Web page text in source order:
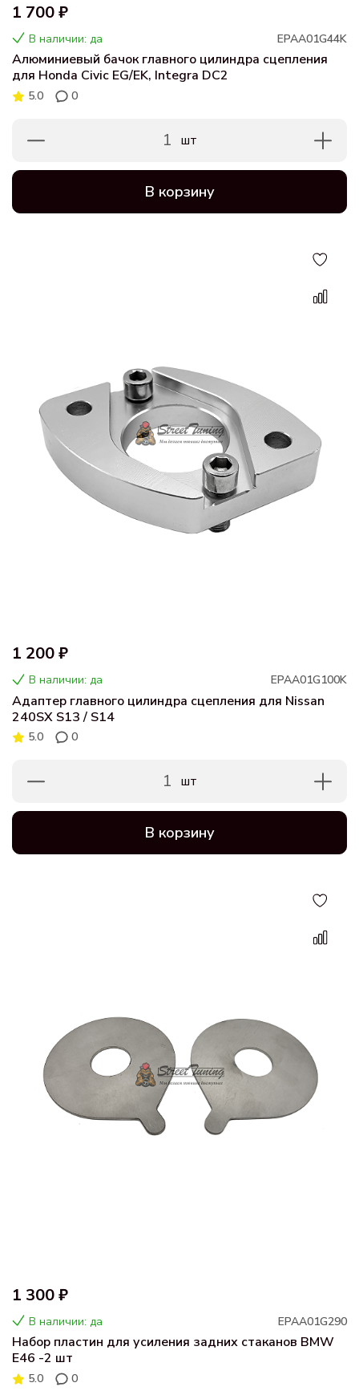
1 700 ₽
В наличии: да EPAA01G44K
Алюминиевый бачок главного цилиндра сцепления
для Honda Civic EG/EK, Integra DC2
5.0 0
1 шт
В корзину
1 200 ₽
В наличии: да EPAA01G100K
Адаптер главного цилиндра сцепления для Nissan
240SX S13 / S14
5.0 0
1 шт
В корзину
1 300 ₽
В наличии: да EPAA01G290
Набор пластин для усиления задних стаканов BMW
E46 -2 шт
5.0 0